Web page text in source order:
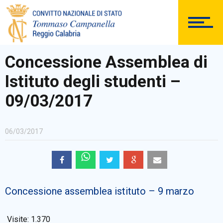
SEGRETERIA
DOCUMENTAZIONE
PERSONALE
Comunicazioni Esterne
Concessione Assemblea di
Istituto degli studenti –
09/03/2017
06/03/2017
Concessione assemblea istituto – 9 marzo
Visite: 1.370